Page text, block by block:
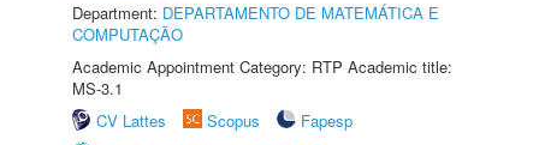
Department: DEPARTAMENTO DE MATEMÁTICA E
COMPUTAÇÃO
Academic Appointment Category: RTP Academic title:
MS-3.1
CV Lattes
Scopus
Fapesp